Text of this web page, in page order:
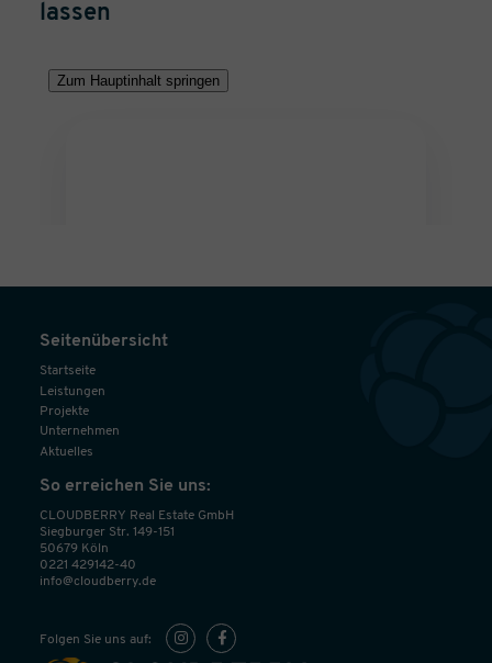
lassen
Seitenübersicht
Startseite
Leistungen
Projekte
Unternehmen
Aktuelles
So erreichen Sie uns:
CLOUDBERRY Real Estate GmbH
Siegburger Str. 149-151
50679 Köln
0221 429142-40
info@cloudberry.de
Folgen Sie uns auf: